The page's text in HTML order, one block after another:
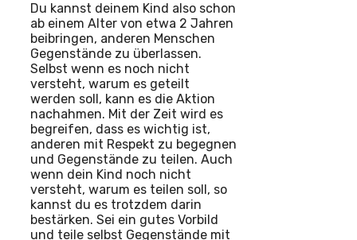
Du kannst deinem Kind also schon
ab einem Alter von etwa 2 Jahren
beibringen, anderen Menschen
Gegenstände zu überlassen.
Selbst wenn es noch nicht
versteht, warum es geteilt
werden soll, kann es die Aktion
nachahmen. Mit der Zeit wird es
begreifen, dass es wichtig ist,
anderen mit Respekt zu begegnen
und Gegenstände zu teilen. Auch
wenn dein Kind noch nicht
versteht, warum es teilen soll, so
kannst du es trotzdem darin
bestärken. Sei ein gutes Vorbild
und teile selbst Gegenstände mit